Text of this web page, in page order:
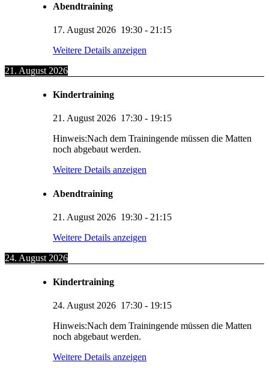
Abendtraining
17. August 2026 19:30 - 21:15
Weitere Details anzeigen
21. August 2026
Kindertraining
21. August 2026 17:30 - 19:15
Hinweis:Nach dem Trainingende müssen die Matten
noch abgebaut werden.
Weitere Details anzeigen
Abendtraining
21. August 2026 19:30 - 21:15
Weitere Details anzeigen
24. August 2026
Kindertraining
24. August 2026 17:30 - 19:15
Hinweis:Nach dem Trainingende müssen die Matten
noch abgebaut werden.
Weitere Details anzeigen